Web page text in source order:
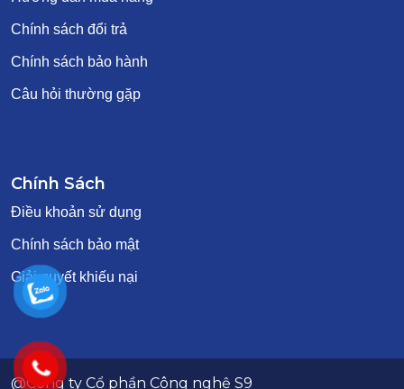
Chính sách đổi trả
Chính sách bảo hành
Câu hỏi thường gặp
Chính Sách
Điều khoản sử dụng
Chính sách bảo mật
Giải quyết khiếu nại
@Công ty Cổ phần Công nghệ S9